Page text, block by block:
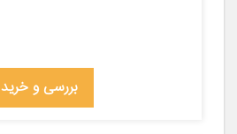
بررسی و خرید